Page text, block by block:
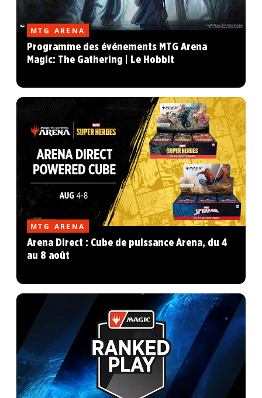
MTG ARENA
Programme des événements MTG Arena
Magic: The Gathering | Le Hobbit
MTG ARENA
Arena Direct : Cube de puissance Arena, du 4
au 8 août